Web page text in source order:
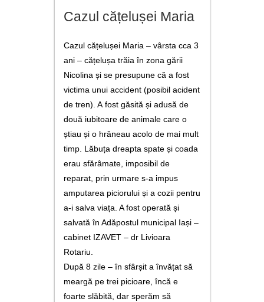
formulare tip
noutăți
galerie foto
utile
contact
Cazul cățelușei Maria
Cazul cățelușei Maria – vârsta cca 3
ani – cățelușa trăia în zona gării
Nicolina și se presupune că a fost
victima unui accident (posibil acident
de tren). A fost găsită și adusă de
două iubitoare de animale care o
știau și o hrăneau acolo de mai mult
timp. Lăbuța dreapta spate și coada
erau sfărâmate, imposibil de
reparat, prin urmare s-a impus
amputarea piciorului și a cozii pentru
a-i salva viața. A fost operată și
salvată în Adăpostul municipal Iași –
cabinet IZAVET – dr Livioara
Rotariu.
După 8 zile – în sfârșit a învățat să
meargă pe trei picioare, încă e
foarte slăbită, dar sperăm să